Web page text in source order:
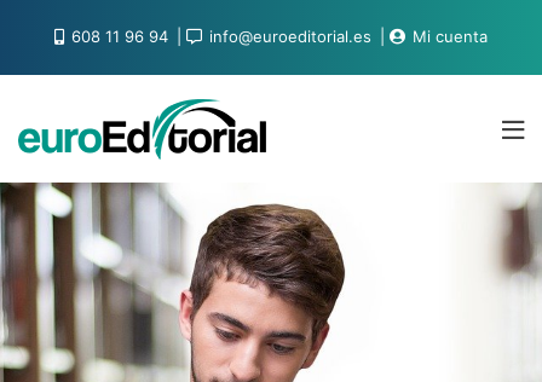
608 11 96 94 info@euroeditorial.es Mi cuenta